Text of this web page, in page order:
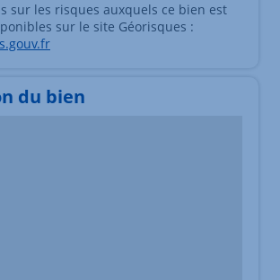
sur les risques auxquels ce bien est
sur le site Géorisques :
du bien